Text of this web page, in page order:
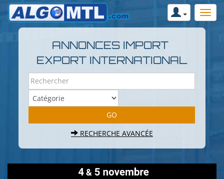
ANNONCES IMPORT
EXPORT INTERNATIONAL
RECHERCHE AVANCÉE